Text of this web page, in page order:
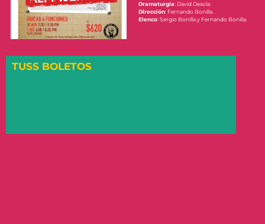
Dramaturgia: David Desola.
Dirección: Fernando Bonilla.
Elenco: Sergio Bonilla y Fernando Bonilla.
TUSS BOLETOS